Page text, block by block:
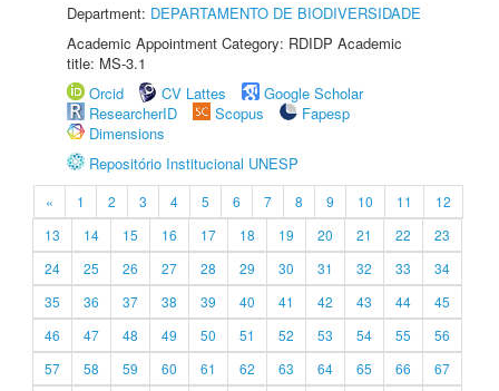
Department: DEPARTAMENTO DE BIODIVERSIDADE
Academic Appointment Category: RDIDP Academic
title: MS-3.1
Orcid
CV Lattes
Google Scholar
ResearcherID
Scopus
Fapesp
Dimensions
Repositório Institucional UNESP
« 1 2 3 4 5 6 7 8 9 10 11
12
13
14 15 16 17 18 19 20 21 22
23
24
25 26 27 28 29 30 31 32 33
34
35
36 37 38 39 40 41 42 43 44
45
46
47 48 49 50 51 52 53 54 55
56
57
58 59 60 61 62 63 64 65 66
67